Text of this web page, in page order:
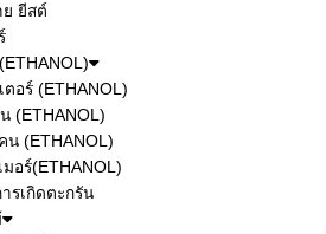
ยีสต์
ตอร์ (ETHANOL)
(ETHANOL)
น (ETHANOL)
มอร์(ETHANOL)
รเกิดตะกรัน